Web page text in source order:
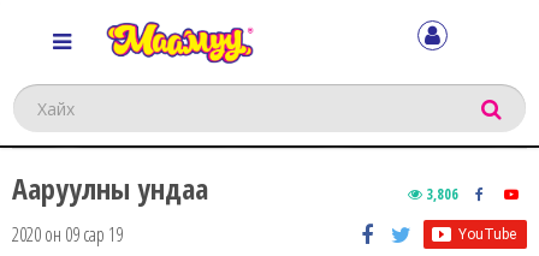
Хайх
Ааруулны ундаа 3,806
2020 он 09 сар 19